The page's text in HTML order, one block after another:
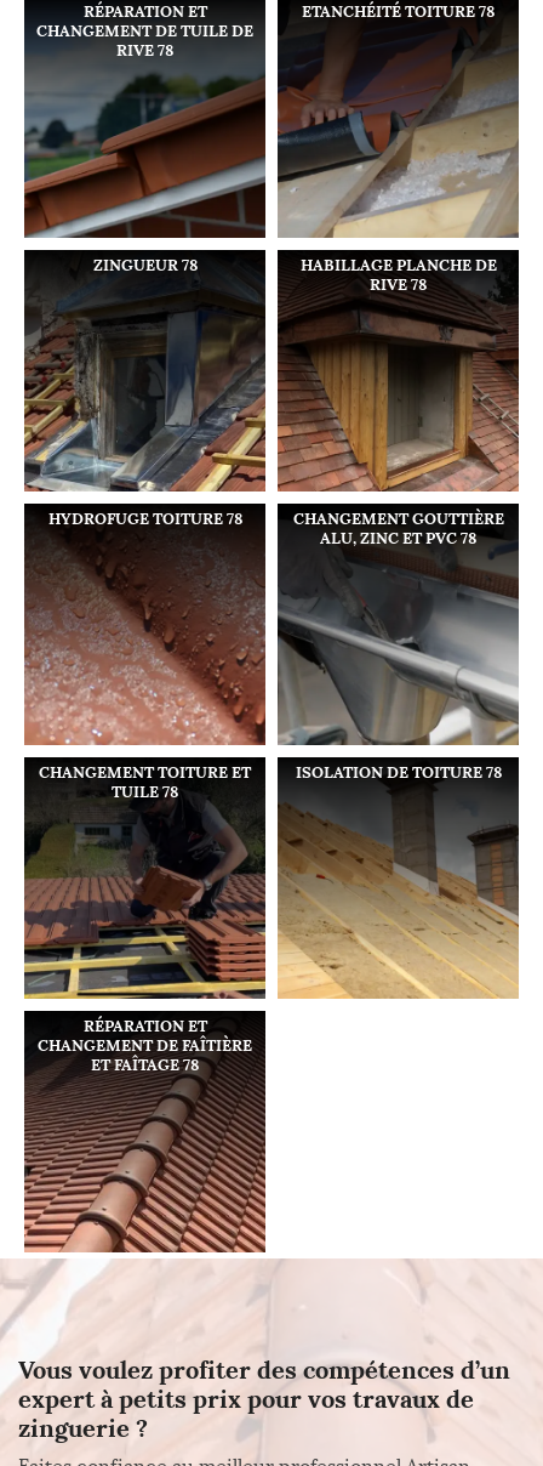
RÉPARATION ET
CHANGEMENT DE TUILE DE
RIVE 78
ETANCHÉITÉ TOITURE 78
ZINGUEUR 78
HABILLAGE PLANCHE DE
RIVE 78
HYDROFUGE TOITURE 78
CHANGEMENT GOUTTIÈRE
ALU, ZINC ET PVC 78
CHANGEMENT TOITURE ET
TUILE 78
ISOLATION DE TOITURE 78
RÉPARATION ET
CHANGEMENT DE FAÎTIÈRE
ET FAÎTAGE 78
Vous voulez profiter des compétences d’un
expert à petits prix pour vos travaux de
zinguerie ?